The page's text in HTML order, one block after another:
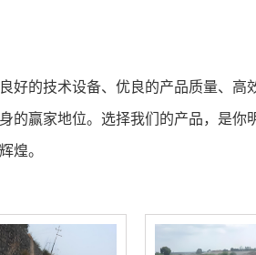
好的技术设备、优良的产品质量、高
的赢家地位。选择我们的产品，是你
煌。